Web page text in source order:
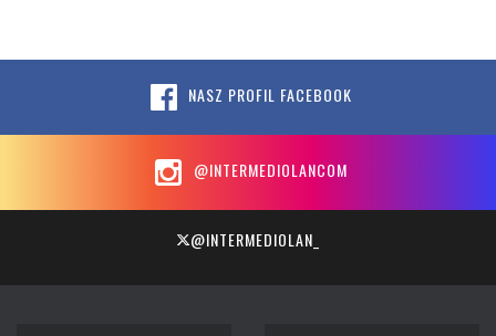
NASZ PROFIL FACEBOOK
@INTERMEDIOLANCOM
@INTERMEDIOLAN_